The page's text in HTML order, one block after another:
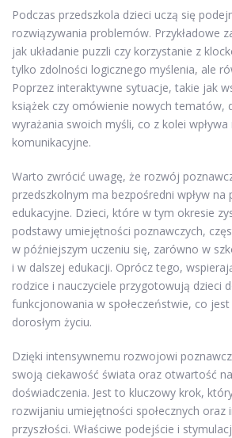
Podczas przedszkola dzieci uczą się
rozwiązywania problemów. Przykładowe
jak układanie puzzli czy korzystanie z
tylko zdolności logicznego myślenia, ale
Poprzez interaktywne sytuacje, takie jak
książek czy omówienie nowych tematów,
wyrażania swoich myśli, co z kolei
komunikacyjne.
Warto zwrócić uwagę, że rozwój
przedszkolnym ma bezpośredni wpływ na
edukacyjne. Dzieci, które w tym okresie
podstawy umiejętności poznawczych,
w późniejszym uczeniu się, zarówno w
i w dalszej edukacji. Oprócz tego,
rodzice i nauczyciele przygotowują dzieci
funkcjonowania w społeczeństwie, co
dorosłym życiu.
Dzięki intensywnemu rozwojowi
swoją ciekawość świata oraz otwartość
doświadczenia. Jest to kluczowy krok,
rozwijaniu umiejętności społecznych oraz
przyszłości. Właściwe podejście i